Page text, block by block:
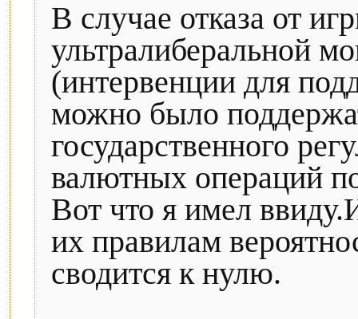
В случае отказа от
ультралиберальной
(интервенции для
можно было
государственного
валютных операций
Вот что я имел
их правилам
сводится к нулю.